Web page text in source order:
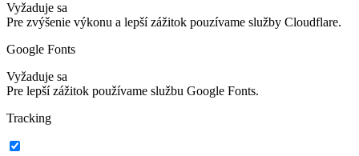
Vyžaduje sa
Pre zvýšenie výkonu a lepší zážitok pouzívame služby Cloudflare.
Google Fonts
Vyžaduje sa
Pre lepší zážitok používame službu Google Fonts.
Tracking